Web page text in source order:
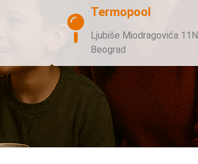
Termopool
Ljubiše Miodragovića 11N
Beograd